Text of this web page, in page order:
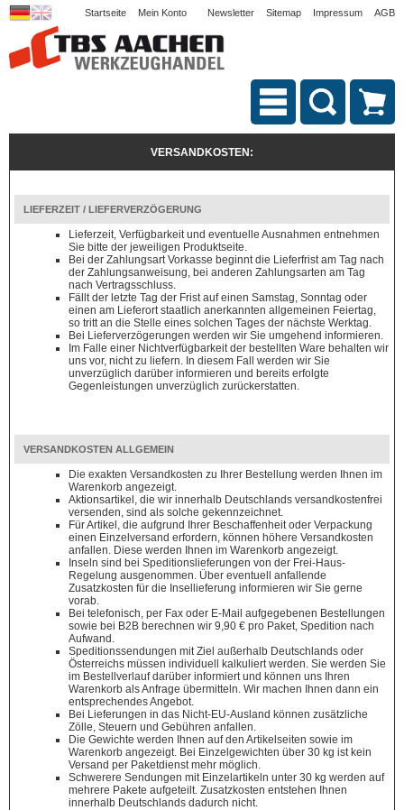
Startseite Mein Konto Newsletter Sitemap Impressum AGB
VERSANDKOSTEN:
LIEFERZEIT / LIEFERVERZÖGERUNG
Lieferzeit, Verfügbarkeit und eventuelle Ausnahmen entnehmen
Sie bitte der jeweiligen Produktseite.
Bei der Zahlungsart Vorkasse beginnt die Lieferfrist am Tag nach
der Zahlungsanweisung, bei anderen Zahlungsarten am Tag
nach Vertragsschluss.
Fällt der letzte Tag der Frist auf einen Samstag, Sonntag oder
einen am Lieferort staatlich anerkannten allgemeinen Feiertag,
so tritt an die Stelle eines solchen Tages der nächste Werktag.
Bei Lieferverzögerungen werden wir Sie umgehend informieren.
Im Falle einer Nichtverfügbarkeit der bestellten Ware behalten wir
uns vor, nicht zu liefern. In diesem Fall werden wir Sie
unverzüglich darüber informieren und bereits erfolgte
Gegenleistungen unverzüglich zurückerstatten.
VERSANDKOSTEN ALLGEMEIN
Die exakten Versandkosten zu Ihrer Bestellung werden Ihnen im
Warenkorb angezeigt.
Aktionsartikel, die wir innerhalb Deutschlands versandkostenfrei
versenden, sind als solche gekennzeichnet.
Für Artikel, die aufgrund Ihrer Beschaffenheit oder Verpackung
einen Einzelversand erfordern, können höhere Versandkosten
anfallen. Diese werden Ihnen im Warenkorb angezeigt.
Inseln sind bei Speditionslieferungen von der Frei-Haus-
Regelung ausgenommen. Über eventuell anfallende
Zusatzkosten für die Insellieferung informieren wir Sie gerne
vorab.
Bei telefonisch, per Fax oder E-Mail aufgegebenen Bestellungen
sowie bei B2B berechnen wir 9,90 € pro Paket, Spedition nach
Aufwand.
Speditionssendungen mit Ziel außerhalb Deutschlands oder
Österreichs müssen individuell kalkuliert werden. Sie werden Sie
im Bestellverlauf darüber informiert und können uns Ihren
Warenkorb als Anfrage übermitteln. Wir machen Ihnen dann ein
entsprechendes Angebot.
Bei Lieferungen in das Nicht-EU-Ausland können zusätzliche
Zölle, Steuern und Gebühren anfallen.
Die Gewichte werden Ihnen auf den Artikelseiten sowie im
Warenkorb angezeigt. Bei Einzelgewichten über 30 kg ist kein
Versand per Paketdienst mehr möglich.
Schwerere Sendungen mit Einzelartikeln unter 30 kg werden auf
mehrere Pakete aufgeteilt. Zusatzkosten entstehen Ihnen
innerhalb Deutschlands dadurch nicht.